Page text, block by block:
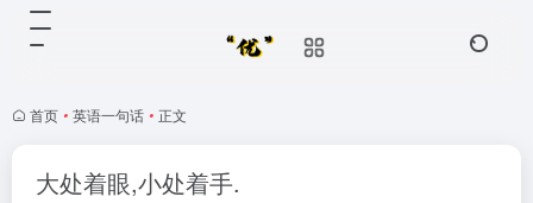
首页 • 英语一句话 • 正文
大处着眼,小处着手.